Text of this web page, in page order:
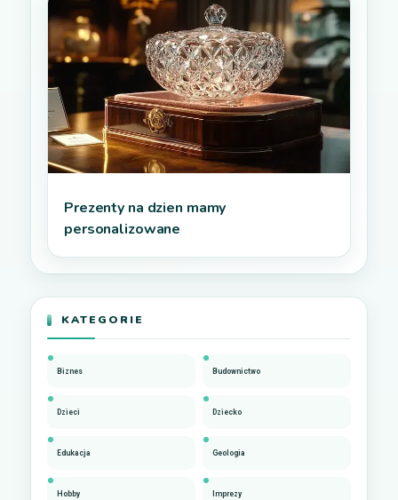
Prezenty na dzien mamy
personalizowane
KATEGORIE
Biznes Budownictwo
Dzieci Dziecko
Edukacja Geologia
Hobby Imprezy